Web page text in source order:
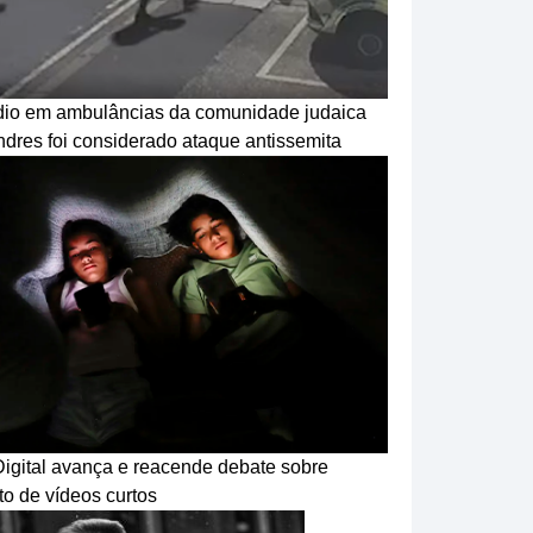
em ambulâncias da comunidade judaica
foi considerado ataque antissemita
avança e reacende debate sobre
de vídeos curtos